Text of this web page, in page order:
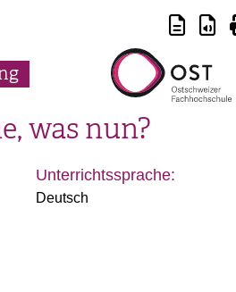
was nun?
Unterrichtssprache:
Deutsch